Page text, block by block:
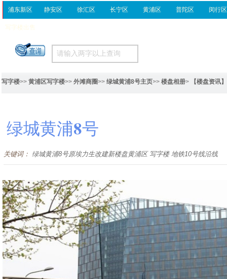
浦东新区 静安区 徐汇区 长宁区 黄浦区 普陀区 闵行区
写字楼出售
写字楼>> 黄浦区写字楼>> 外滩商圈>> 绿城黄浦8号主页>> 楼盘相册> 【楼盘资讯】
绿城黄浦8号
关键词： 绿城黄浦8号原埃力生改建新楼盘黄浦区 写字楼 地铁10号线沿线